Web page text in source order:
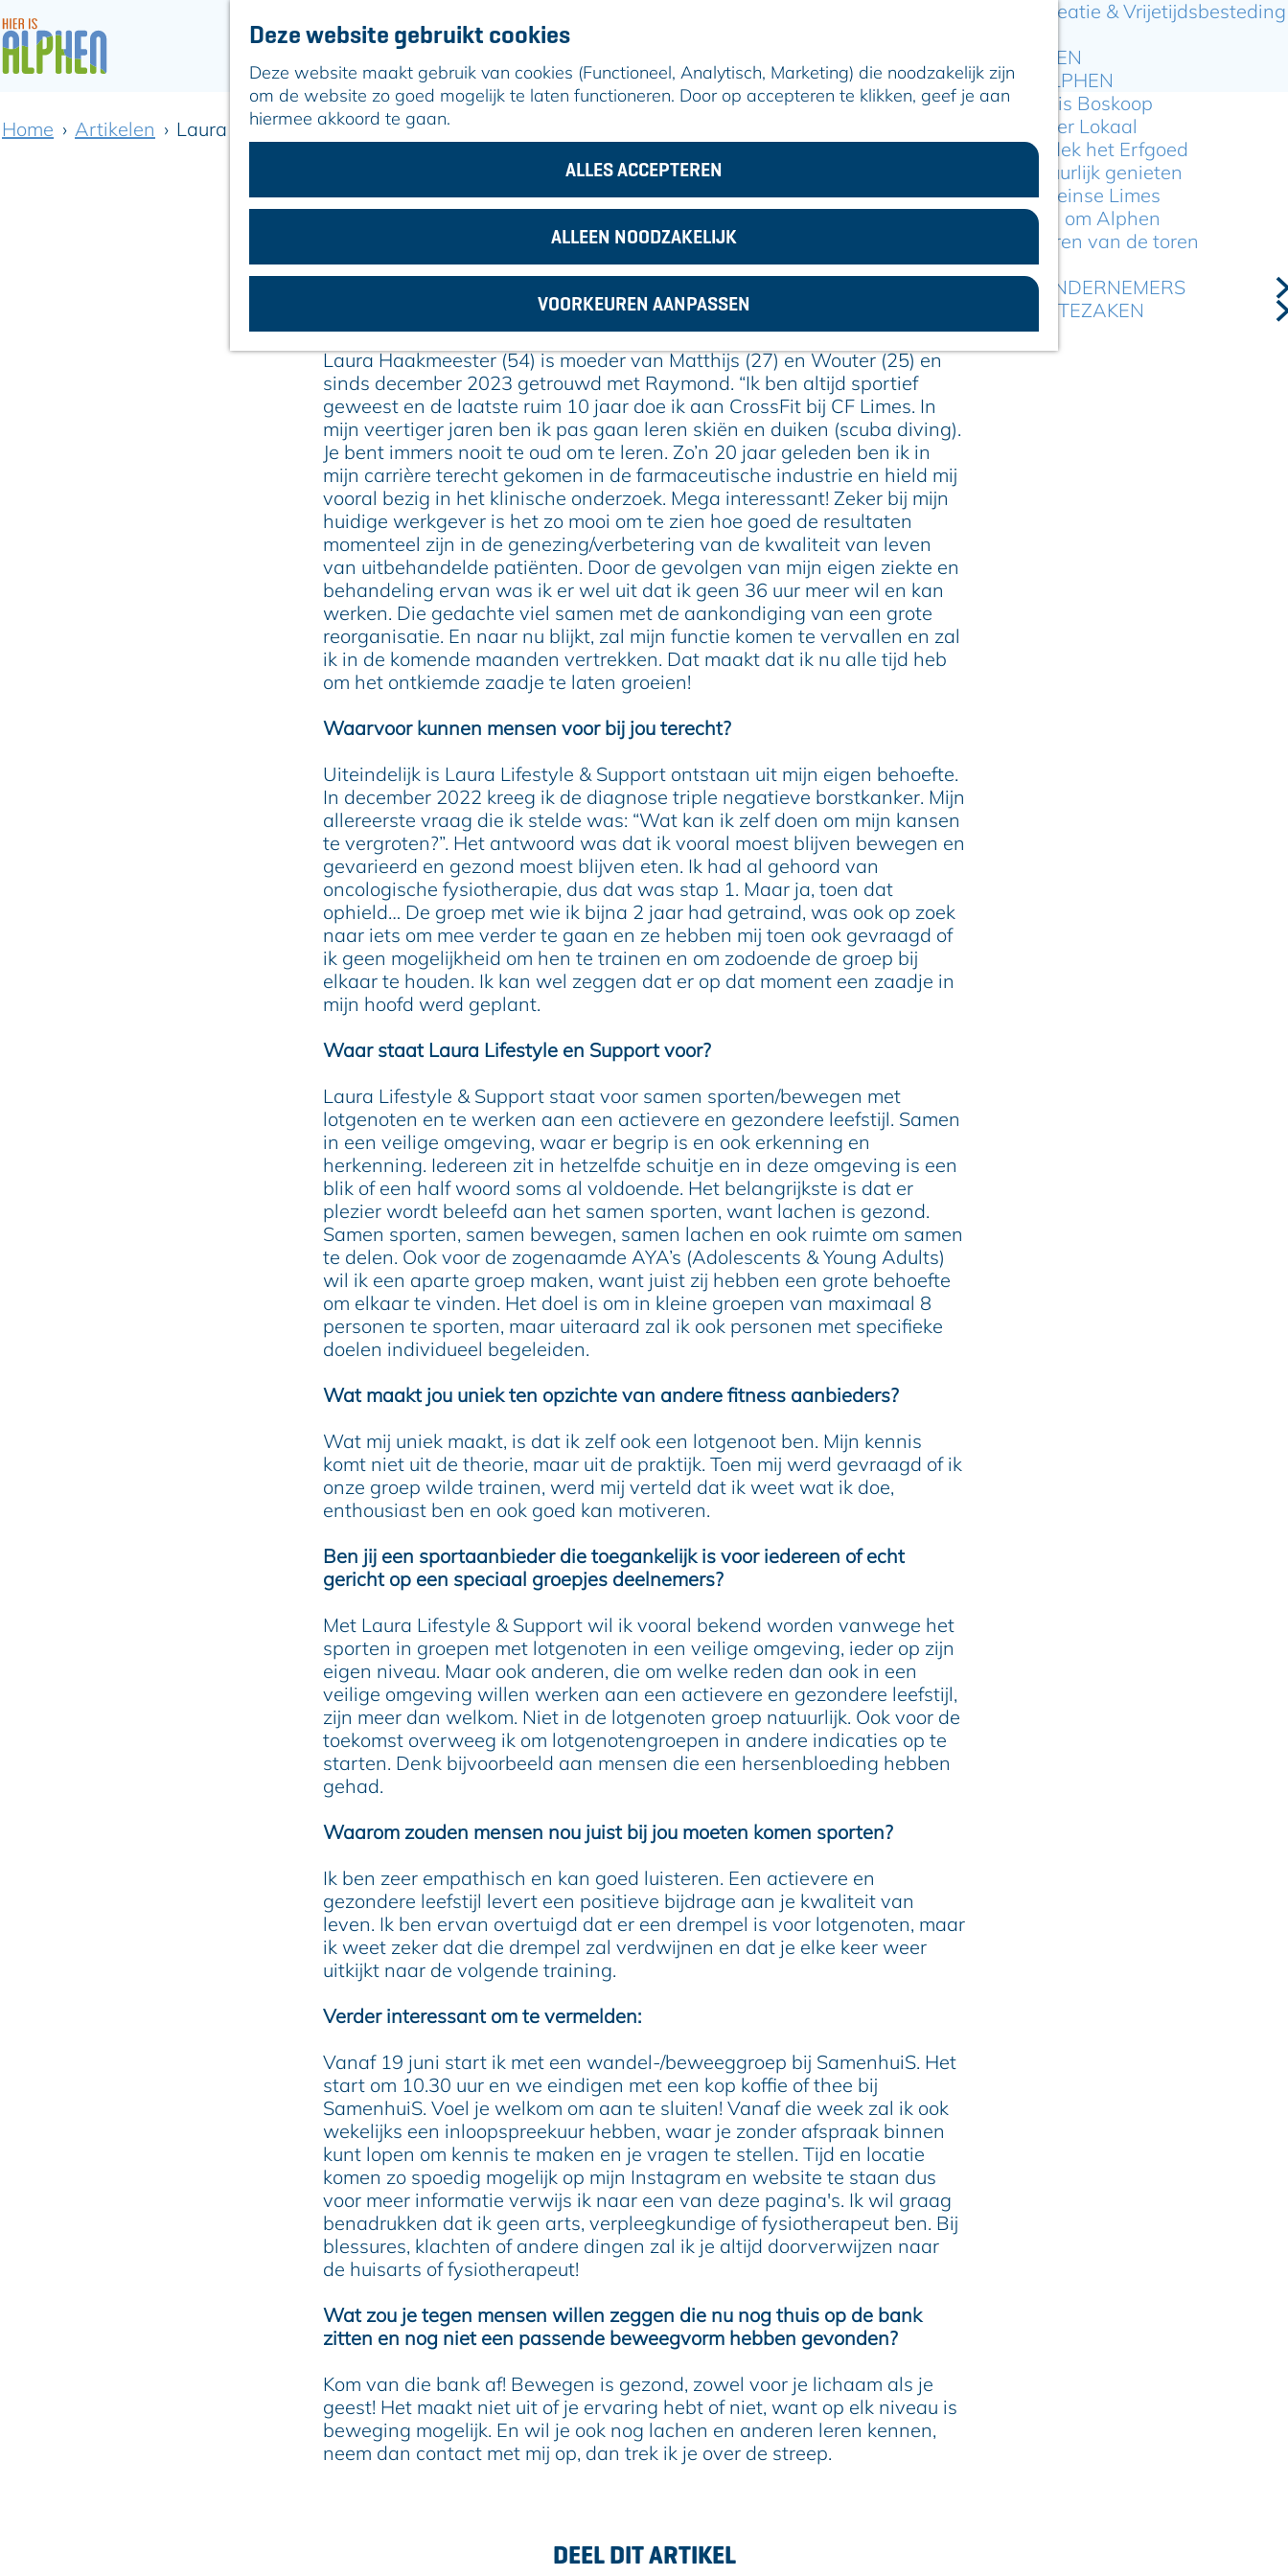
Deze website gebruikt cookies
Deze website maakt gebruik van cookies (Functioneel, Analytisch, Marketing) die noodzakelijk zijn
om de website zo goed mogelijk te laten functioneren. Door op accepteren te klikken, geef je aan
hiermee akkoord te gaan.
ALLES ACCEPTEREN
ALLEEN NOODZAKELIJK
VOORKEUREN AANPASSEN
n
Recreatie & Vrijetijdsbesteding
ARTIKELEN
OVER ALPHEN
Hier is Boskoop
Lekker Lokaal
Ontdek het Erfgoed
Natuurlijk genieten
Romeinse Limes
In en om Alphen
Kleuren van de toren
VOOR ONDERNEMERS
GEMEENTEZAKEN
Home Artikelen Laura Lifestyle & Support: samen met lotgenoten sporten en bewegen
5 juni 2025 | | |
LAURA LIFESTYLE & SUPPORT: SAMEN MET
LOTGENOTEN SPORTEN EN BEWEGEN
Laura Haakmeester (54) is moeder van Matthijs (27) en Wouter (25) en
sinds december 2023 getrouwd met Raymond. “Ik ben altijd sportief
geweest en de laatste ruim 10 jaar doe ik aan CrossFit bij CF Limes. In
mijn veertiger jaren ben ik pas gaan leren skiën en duiken (scuba diving).
Je bent immers nooit te oud om te leren. Zo’n 20 jaar geleden ben ik in
mijn carrière terecht gekomen in de farmaceutische industrie en hield mij
vooral bezig in het klinische onderzoek. Mega interessant! Zeker bij mijn
huidige werkgever is het zo mooi om te zien hoe goed de resultaten
momenteel zijn in de genezing/verbetering van de kwaliteit van leven
van uitbehandelde patiënten. Door de gevolgen van mijn eigen ziekte en
behandeling ervan was ik er wel uit dat ik geen 36 uur meer wil en kan
werken. Die gedachte viel samen met de aankondiging van een grote
reorganisatie. En naar nu blijkt, zal mijn functie komen te vervallen en zal
ik in de komende maanden vertrekken. Dat maakt dat ik nu alle tijd heb
om het ontkiemde zaadje te laten groeien!
Waarvoor kunnen mensen voor bij jou terecht?
Uiteindelijk is Laura Lifestyle & Support ontstaan uit mijn eigen behoefte.
In december 2022 kreeg ik de diagnose triple negatieve borstkanker. Mijn
allereerste vraag die ik stelde was: “Wat kan ik zelf doen om mijn kansen
te vergroten?”. Het antwoord was dat ik vooral moest blijven bewegen en
gevarieerd en gezond moest blijven eten. Ik had al gehoord van
oncologische fysiotherapie, dus dat was stap 1. Maar ja, toen dat
ophield… De groep met wie ik bijna 2 jaar had getraind, was ook op zoek
naar iets om mee verder te gaan en ze hebben mij toen ook gevraagd of
ik geen mogelijkheid om hen te trainen en om zodoende de groep bij
elkaar te houden. Ik kan wel zeggen dat er op dat moment een zaadje in
mijn hoofd werd geplant.
Waar staat Laura Lifestyle en Support voor?
Laura Lifestyle & Support staat voor samen sporten/bewegen met
lotgenoten en te werken aan een actievere en gezondere leefstijl. Samen
in een veilige omgeving, waar er begrip is en ook erkenning en
herkenning. Iedereen zit in hetzelfde schuitje en in deze omgeving is een
blik of een half woord soms al voldoende. Het belangrijkste is dat er
plezier wordt beleefd aan het samen sporten, want lachen is gezond.
Samen sporten, samen bewegen, samen lachen en ook ruimte om samen
te delen. Ook voor de zogenaamde AYA’s (Adolescents & Young Adults)
wil ik een aparte groep maken, want juist zij hebben een grote behoefte
om elkaar te vinden. Het doel is om in kleine groepen van maximaal 8
personen te sporten, maar uiteraard zal ik ook personen met specifieke
doelen individueel begeleiden.
Wat maakt jou uniek ten opzichte van andere fitness aanbieders?
Wat mij uniek maakt, is dat ik zelf ook een lotgenoot ben. Mijn kennis
komt niet uit de theorie, maar uit de praktijk. Toen mij werd gevraagd of ik
onze groep wilde trainen, werd mij verteld dat ik weet wat ik doe,
enthousiast ben en ook goed kan motiveren.
Ben jij een sportaanbieder die toegankelijk is voor iedereen of echt
gericht op een speciaal groepjes deelnemers?
Met Laura Lifestyle & Support wil ik vooral bekend worden vanwege het
sporten in groepen met lotgenoten in een veilige omgeving, ieder op zijn
eigen niveau. Maar ook anderen, die om welke reden dan ook in een
veilige omgeving willen werken aan een actievere en gezondere leefstijl,
zijn meer dan welkom. Niet in de lotgenoten groep natuurlijk. Ook voor de
toekomst overweeg ik om lotgenotengroepen in andere indicaties op te
starten. Denk bijvoorbeeld aan mensen die een hersenbloeding hebben
gehad.
Waarom zouden mensen nou juist bij jou moeten komen sporten?
Ik ben zeer empathisch en kan goed luisteren. Een actievere en
gezondere leefstijl levert een positieve bijdrage aan je kwaliteit van
leven. Ik ben ervan overtuigd dat er een drempel is voor lotgenoten, maar
ik weet zeker dat die drempel zal verdwijnen en dat je elke keer weer
uitkijkt naar de volgende training.
Verder interessant om te vermelden:
Vanaf 19 juni start ik met een wandel-/beweeggroep bij SamenhuiS. Het
start om 10.30 uur en we eindigen met een kop koffie of thee bij
SamenhuiS. Voel je welkom om aan te sluiten! Vanaf die week zal ik ook
wekelijks een inloopspreekuur hebben, waar je zonder afspraak binnen
kunt lopen om kennis te maken en je vragen te stellen. Tijd en locatie
komen zo spoedig mogelijk op mijn Instagram en website te staan dus
voor meer informatie verwijs ik naar een van deze pagina's. Ik wil graag
benadrukken dat ik geen arts, verpleegkundige of fysiotherapeut ben. Bij
blessures, klachten of andere dingen zal ik je altijd doorverwijzen naar
de huisarts of fysiotherapeut!
Wat zou je tegen mensen willen zeggen die nu nog thuis op de bank
zitten en nog niet een passende beweegvorm hebben gevonden?
Kom van die bank af! Bewegen is gezond, zowel voor je lichaam als je
geest! Het maakt niet uit of je ervaring hebt of niet, want op elk niveau is
beweging mogelijk. En wil je ook nog lachen en anderen leren kennen,
neem dan contact met mij op, dan trek ik je over de streep.
DEEL DIT ARTIKEL